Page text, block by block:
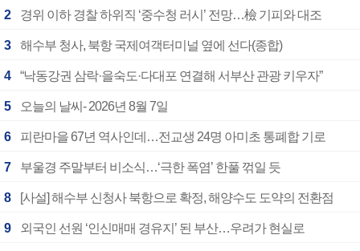
2 경위 이하 경찰 하위직 ‘중수청 러시’ 전망…檢 기피와 대조
3 해수부 청사, 북항 국제여객터미널 옆에 선다(종합)
4 “낙동강권 삼락·을숙도·다대포 연결해 서부산 관광 키우자”
5 오늘의 날씨- 2026년 8월 7일
6 피란마을 67년 역사인데…전교생 24명 아미초 통폐합 기로
7 부울경 주말부터 비소식…‘극한 폭염’ 한풀 꺾일 듯
8 [사설] 해수부 신청사 북항으로 확정, 해양수도 도약의 전환점
9 외국인 선원 ‘인신매매 경유지’ 된 부산…우려가 현실로